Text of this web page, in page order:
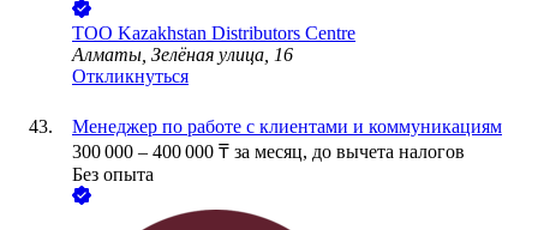
ТОО Kazakhstan Distributors Centre
Алматы, Зелёная улица, 16
Откликнуться
Менеджер по работе с клиентами и коммуникациям
300 000 – 400 000 ₸ за месяц, до вычета налогов
Без опыта